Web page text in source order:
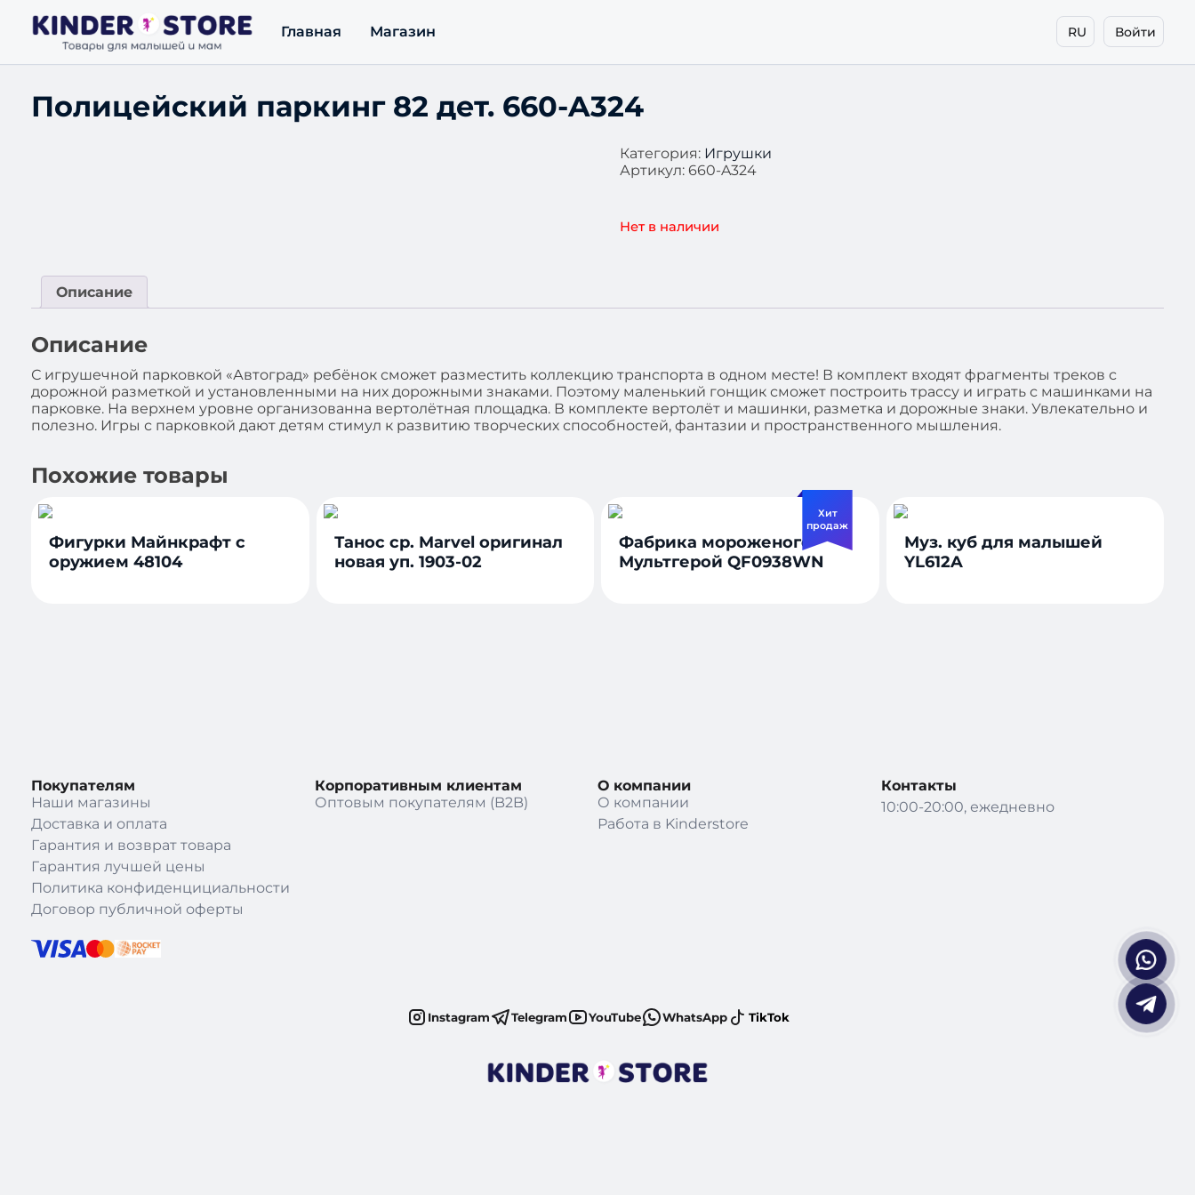
Главная Магазин RU Войти
Полицейский паркинг 82 дет. 660-A324
Категория: Игрушки
Артикул:660-A324
Нет в наличии
Описание
Описание
С игрушечной парковкой «Автоград» ребёнок сможет разместить коллекцию транспорта в одном месте! В комплект входят фрагменты треков с
дорожной разметкой и установленными на них дорожными знаками. Поэтому маленький гонщик сможет построить трассу и играть с машинками на
парковке. На верхнем уровне организованна вертолётная площадка. В комплекте вертолёт и машинки, разметка и дорожные знаки. Увлекательно и
полезно. Игры с парковкой дают детям стимул к развитию творческих способностей, фантазии и пространственного мышления.
Похожие товары
Фигурки Майнкрафт с
оружием 48104
Танос ср. Marvel оригинал
новая уп. 1903-02
Хит
продаж
Фабрика мороженого
Мультгерой QF0938WN
Муз. куб для малышей
YL612A
Покупателям
Наши магазины
Доставка и оплата
Гарантия и возврат товара
Гарантия лучшей цены
Политика конфиденцициальности
Договор публичной оферты
Корпоративным клиентам
Оптовым покупателям (B2B)
О компании
О компании
Работа в Kinderstore
Контакты
10:00-20:00, ежедневно
Instagram Telegram YouTube WhatsApp TikTok